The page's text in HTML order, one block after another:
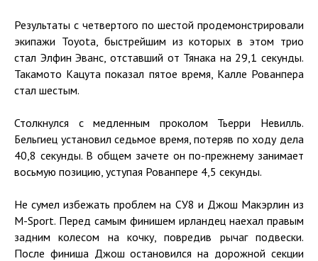
Результаты с четвертого по шестой продемонстрировали
экипажи Toyota, быстрейшим из которых в этом трио
стал Элфин Эванс, отставший от Тянака на 29,1 секунды.
Такамото Кацута показал пятое время, Калле Рованпера
стал шестым.
Столкнулся с медленным проколом Тьерри Невилль.
Бельгиец установил седьмое время, потеряв по ходу дела
40,8 секунды. В общем зачете он по-прежнему занимает
восьмую позицию, уступая Рованпере 4,5 секунды.
Не сумел избежать проблем на СУ8 и Джош Макэрлин из
M-Sport. Перед самым финишем ирландец наехал правым
задним колесом на кочку, повредив рычаг подвески.
После финиша Джош остановился на дорожной секции